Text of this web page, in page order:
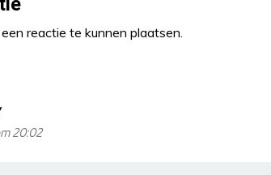
reactie te kunnen plaatsen.
20:02